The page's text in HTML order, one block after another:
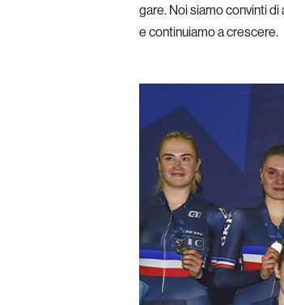
gare. Noi siamo convinti
e continuiamo a crescere.